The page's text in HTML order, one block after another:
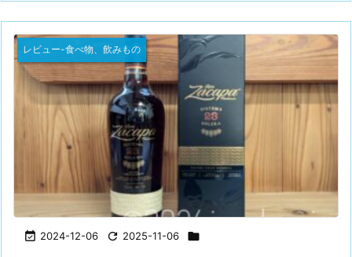
 2024-12-06  2025-11-06 
レビュー-食べ物、飲みもの